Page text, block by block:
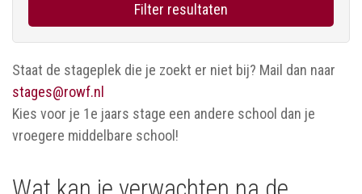
Filter resultaten
Staat de stageplek die je zoekt er niet bij? Mail dan naar
stages@rowf.nl
Kies voor je 1e jaars stage een andere school dan je
vroegere middelbare school!